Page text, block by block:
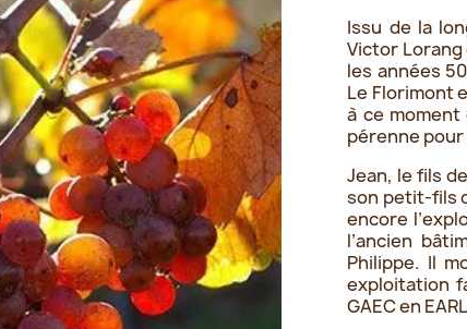
Issu de la
Victor Lorang
les années
Le Florimont
à ce
pérenne
Jean, le fils
son petit-fils
encore
l’ancien
Philippe. Il
exploitation
GAEC en